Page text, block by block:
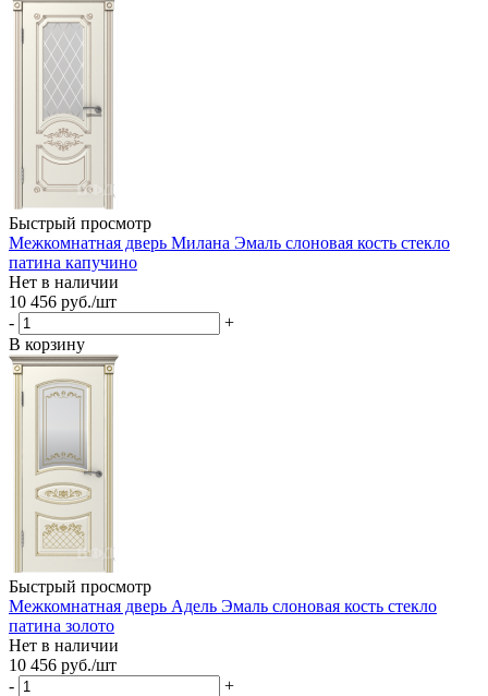
Быстрый просмотр
Межкомнатная дверь Милана Эмаль слоновая кость стекло
патина капучино
Нет в наличии
10 456 руб./шт
-
+
В корзину
Быстрый просмотр
Межкомнатная дверь Адель Эмаль слоновая кость стекло
патина золото
Нет в наличии
10 456 руб./шт
-
+